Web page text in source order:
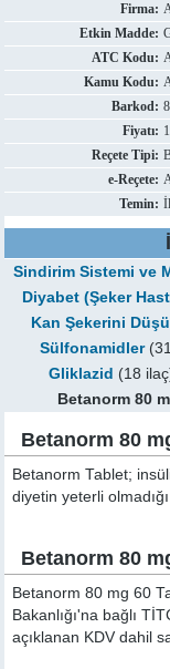
Firma:
Etkin Madde:
ATC Kodu:
Kamu Kodu:
Barkod:
Fiyatı:
Reçete Tipi:
e-Reçete:
Temin:
Sindirim Sistemi ve
Diyabet (Şeker
Kan Şekerini
Sülfonamidler
Gliklazid (18
Betanorm 80
Betanorm 80
Betanorm Tablet;
diyetin yeterli
Betanorm 80
Betanorm 80 mg 60
Bakanlığı'na bağlı
açıklanan KDV dahil